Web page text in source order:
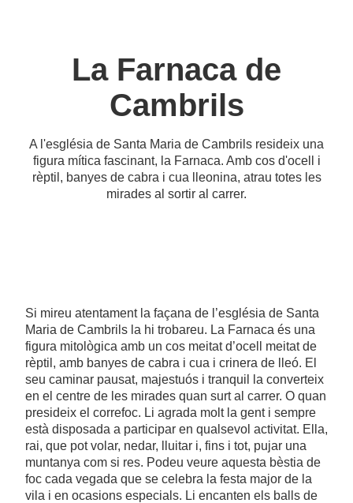
La Farnaca de
Cambrils
A l'església de Santa Maria de Cambrils resideix una
figura mítica fascinant, la Farnaca. Amb cos d'ocell i
rèptil, banyes de cabra i cua lleonina, atrau totes les
mirades al sortir al carrer.
Si mireu atentament la façana de l’església de Santa
Maria de Cambrils la hi trobareu. La Farnaca és una
figura mitològica amb un cos meitat d’ocell meitat de
rèptil, amb banyes de cabra i cua i crinera de lleó. El
seu caminar pausat, majestuós i tranquil la converteix
en el centre de les mirades quan surt al carrer. O quan
presideix el correfoc. Li agrada molt la gent i sempre
està disposada a participar en qualsevol activitat. Ella,
rai, que pot volar, nedar, lluitar i, fins i tot, pujar una
muntanya com si res. Podeu veure aquesta bèstia de
foc cada vegada que se celebra la festa major de la
vila i en ocasions especials. Li encanten els balls de